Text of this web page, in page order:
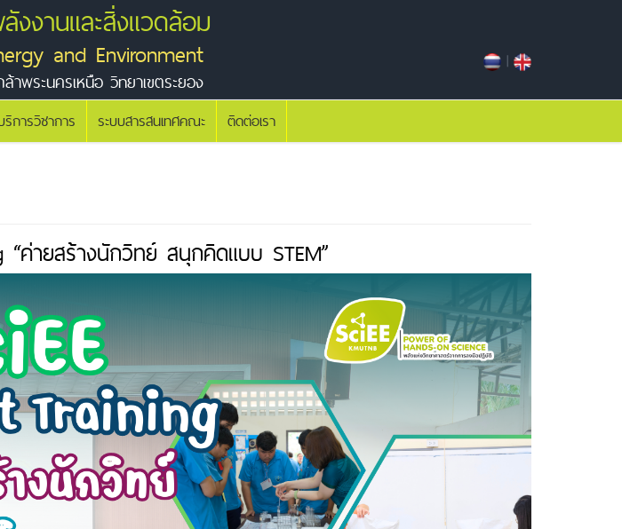
งานและสิ่งแวดล้อม
and Environment
าพระนครเหนือ วิทยาเขตระยอง
|
ริการวิชาการ ระบบสารสนเทศคณะ ติดต่อเรา
“ค่ายสร้างนักวิทย์ สนุกคิดแบบ STEM”